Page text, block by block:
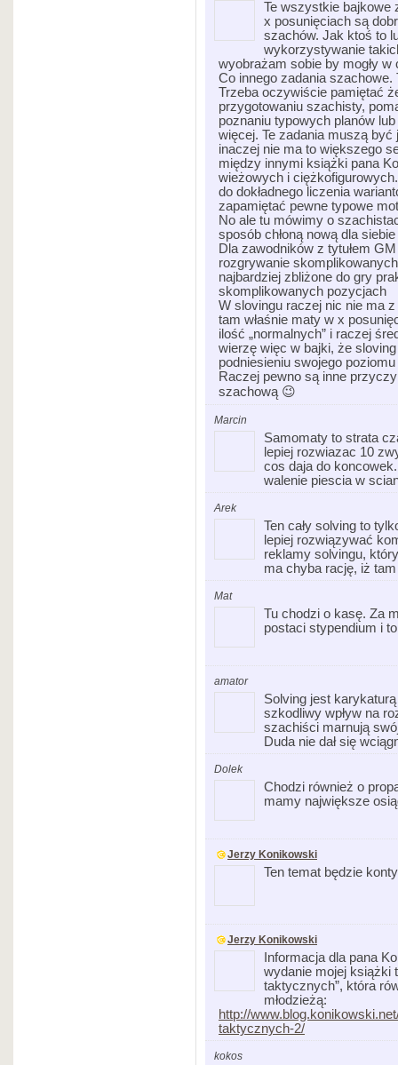
Te wszystkie bajkowe
x posunięciach są
szachów. Jak ktoś to
wykorzystywanie
wyobrażam sobie by mogły
Co innego zadania
Trzeba oczywiście pamiętać
przygotowaniu szachisty,
poznaniu typowych planów
więcej. Te zadania muszą
inaczej nie ma to większego
między innymi książki pana
wieżowych i
do dokładnego liczenia
zapamiętać pewne typowe
No ale tu mówimy o
sposób chłoną nową dla
Dla zawodników z tytułem
rozgrywanie
najbardziej zbliżone do gry
skomplikowanych pozycjach
W slovingu raczej nic nie ma
tam właśnie maty w x
ilość „normalnych” i raczej
wierzę więc w bajki, że
podniesieniu swojego
Raczej pewno są inne
szachową 😉
Marcin
Samomaty to strata
lepiej rozwiazac 10
cos daja do
walenie piescia w
Arek
Ten cały solving to
lepiej rozwiązywać
reklamy solvingu,
ma chyba rację, iż
Mat
Tu chodzi o kasę. Za
postaci stypendium i
amator
Solving jest
szkodliwy wpływ na
szachiści marnują
Duda nie dał się
Dolek
Chodzi również o
mamy największe
Jerzy Konikowski
Ten temat będzie
Jerzy Konikowski
Informacja dla pana
wydanie mojej książki
taktycznych”, która
młodzieżą:
http://
taktycznych-2/
kokos